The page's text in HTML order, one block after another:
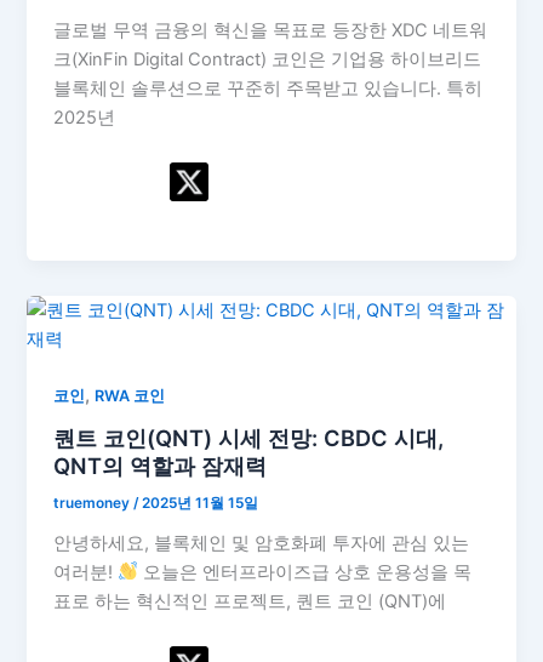
글로벌 무역 금융의 혁신을 목표로 등장한 XDC 네트워
크(XinFin Digital Contract) 코인은 기업용 하이브리드
블록체인 솔루션으로 꾸준히 주목받고 있습니다. 특히
2025년
코인, RWA 코인
퀀트 코인(QNT) 시세 전망: CBDC 시대,
QNT의 역할과 잠재력
truemoney /2025년 11월 15일
안녕하세요, 블록체인 및 암호화폐 투자에 관심 있는
여러분!
오늘은 엔터프라이즈급 상호 운용성을 목
표로 하는 혁신적인 프로젝트, 퀀트 코인 (QNT)에